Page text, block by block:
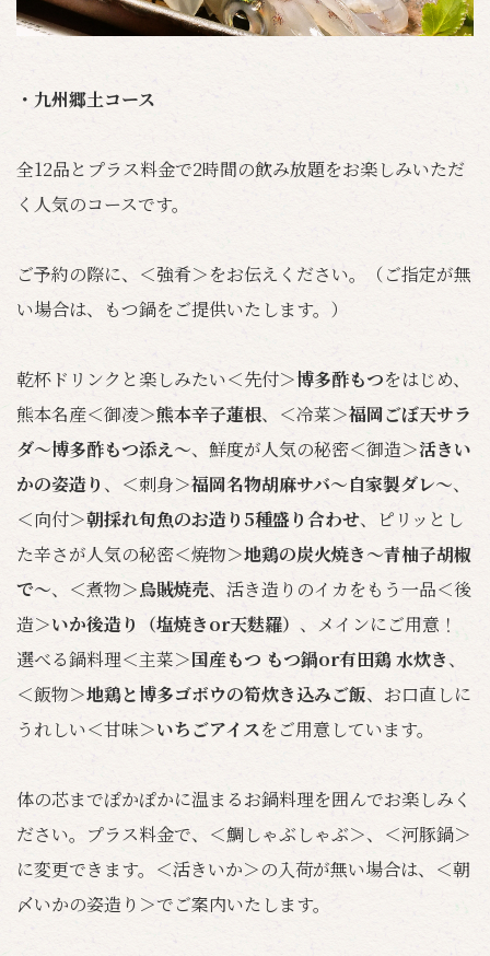
・九州郷土コース
全12品とプラス料金で2時間の飲み放題をお楽しみいただ
く人気のコースです。
ご予約の際に、＜強肴＞をお伝えください。（ご指定が無
い場合は、もつ鍋をご提供いたします。）
乾杯ドリンクと楽しみたい＜先付＞博多酢もつをはじめ、
熊本名産＜御凌＞熊本辛子蓮根、＜冷菜＞福岡ごぼ天サラ
ダ〜博多酢もつ添え〜、鮮度が人気の秘密＜御造＞活きい
かの姿造り、＜刺身＞福岡名物胡麻サバ〜自家製ダレ〜、
＜向付＞朝採れ旬魚のお造り5種盛り合わせ、ピリッとし
た辛さが人気の秘密＜焼物＞地鶏の炭火焼き〜青柚子胡椒
で〜、＜煮物＞烏賊焼売、活き造りのイカをもう一品＜後
造＞いか後造り（塩焼きor天麩羅） 、メインにご用意！
選べる鍋料理＜主菜＞国産もつ もつ鍋or有田鶏 水炊き、
＜飯物＞地鶏と博多ゴボウの筍炊き込みご飯、お口直しに
うれしい＜甘味＞いちごアイスをご用意しています。
体の芯までぽかぽかに温まるお鍋料理を囲んでお楽しみく
ださい。プラス料金で、＜鯛しゃぶしゃぶ＞、＜河豚鍋＞
に変更できます。＜活きいか＞の入荷が無い場合は、＜朝
〆いかの姿造り＞でご案内いたします。